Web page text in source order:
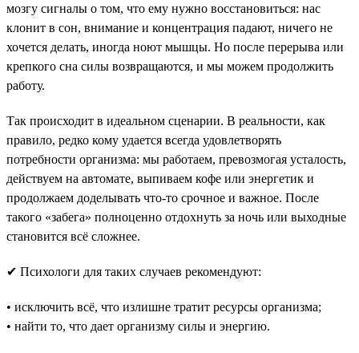
мозгу сигналы о том, что ему нужно восстановиться: нас
клонит в сон, внимание и концентрация падают, ничего не
хочется делать, иногда ноют мышцы. Но после перерыва или
крепкого сна силы возвращаются, и мы можем продолжить
работу.
Так происходит в идеальном сценарии. В реальности, как
правило, редко кому удается всегда удовлетворять
потребности организма: мы работаем, превозмогая усталость,
действуем на автомате, выпиваем кофе или энергетик и
продолжаем доделывать что-то срочное и важное. После
такого «забега» полноценно отдохнуть за ночь или выходные
становится всё сложнее.
✔ Психологи для таких случаев рекомендуют:
• исключить всё, что излишне тратит ресурсы организма;
• найти то, что дает организму силы и энергию.